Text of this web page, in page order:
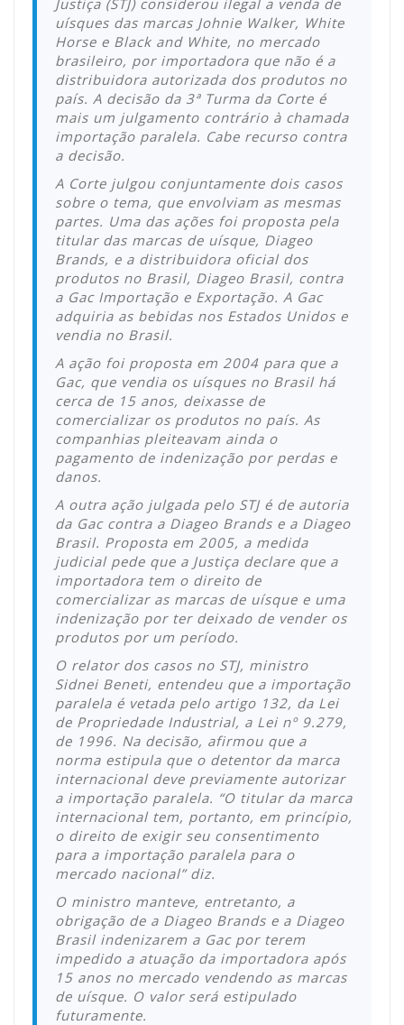
Justiça (STJ) considerou ilegal a venda de
uísques das marcas Johnie Walker, White
Horse e Black and White, no mercado
brasileiro, por importadora que não é a
distribuidora autorizada dos produtos no
país. A decisão da 3ª Turma da Corte é
mais um julgamento contrário à chamada
importação paralela. Cabe recurso contra
a decisão.
A Corte julgou conjuntamente dois casos
sobre o tema, que envolviam as mesmas
partes. Uma das ações foi proposta pela
titular das marcas de uísque, Diageo
Brands, e a distribuidora oficial dos
produtos no Brasil, Diageo Brasil, contra
a Gac Importação e Exportação. A Gac
adquiria as bebidas nos Estados Unidos e
vendia no Brasil.
A ação foi proposta em 2004 para que a
Gac, que vendia os uísques no Brasil há
cerca de 15 anos, deixasse de
comercializar os produtos no país. As
companhias pleiteavam ainda o
pagamento de indenização por perdas e
danos.
A outra ação julgada pelo STJ é de autoria
da Gac contra a Diageo Brands e a Diageo
Brasil. Proposta em 2005, a medida
judicial pede que a Justiça declare que a
importadora tem o direito de
comercializar as marcas de uísque e uma
indenização por ter deixado de vender os
produtos por um período.
O relator dos casos no STJ, ministro
Sidnei Beneti, entendeu que a importação
paralela é vetada pelo artigo 132, da Lei
de Propriedade Industrial, a Lei nº 9.279,
de 1996. Na decisão, afirmou que a
norma estipula que o detentor da marca
internacional deve previamente autorizar
a importação paralela. “O titular da marca
internacional tem, portanto, em princípio,
o direito de exigir seu consentimento
para a importação paralela para o
mercado nacional” diz.
O ministro manteve, entretanto, a
obrigação de a Diageo Brands e a Diageo
Brasil indenizarem a Gac por terem
impedido a atuação da importadora após
15 anos no mercado vendendo as marcas
de uísque. O valor será estipulado
futuramente.